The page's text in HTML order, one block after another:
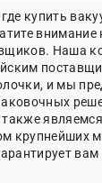
купить
Наша
и мы
крупнейших